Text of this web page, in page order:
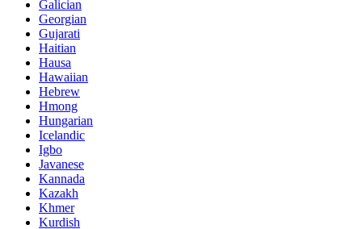
Galician
Georgian
Gujarati
Haitian
Hausa
Hawaiian
Hebrew
Hmong
Hungarian
Icelandic
Igbo
Javanese
Kannada
Kazakh
Khmer
Kurdish